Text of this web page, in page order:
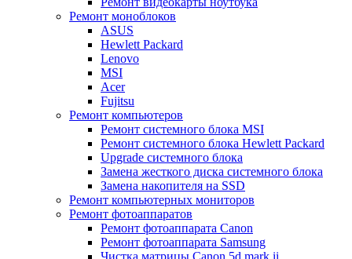
Ремонт моноблоков
ASUS
Hewlett Packard
Lenovo
MSI
Acer
Fujitsu
Ремонт компьютеров
Ремонт системного блока MSI
Ремонт системного блока Hewlett Packard
Upgrade системного блока
Замена жесткого диска системного блока
Замена накопителя на SSD
Ремонт компьютерных мониторов
Ремонт фотоаппаратов
Ремонт фотоаппарата Canon
Ремонт фотоаппарата Samsung
Чистка матрицы Canon 5d mark ii